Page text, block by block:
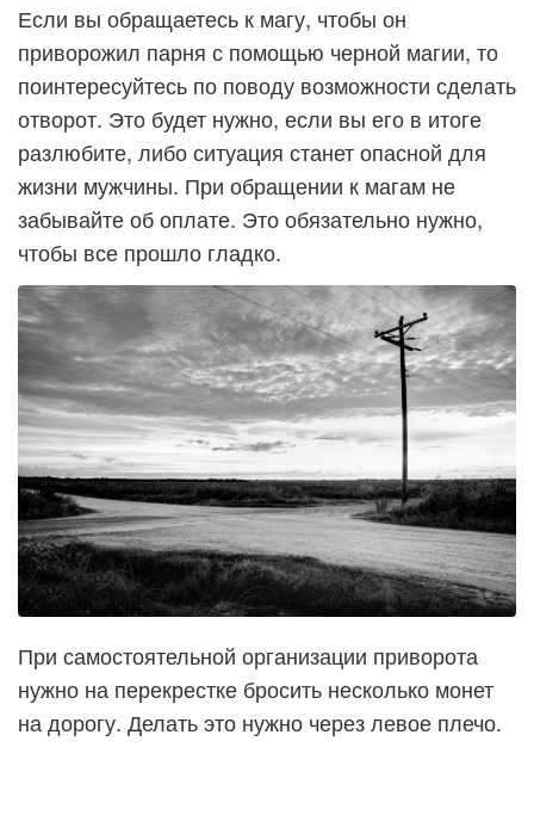
Если вы обращаетесь к магу, чтобы он
приворожил парня с помощью черной магии, то
поинтересуйтесь по поводу возможности сделать
отворот. Это будет нужно, если вы его в итоге
разлюбите, либо ситуация станет опасной для
жизни мужчины. При обращении к магам не
забывайте об оплате. Это обязательно нужно,
чтобы все прошло гладко.
При самостоятельной организации приворота
нужно на перекрестке бросить несколько монет
на дорогу. Делать это нужно через левое плечо.